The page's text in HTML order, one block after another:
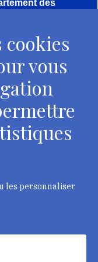
des
vous
les personnaliser